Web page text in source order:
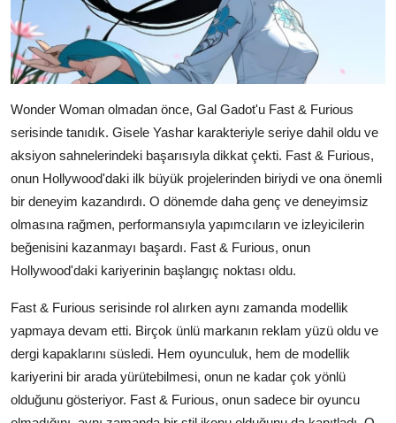
Wonder Woman olmadan önce, Gal Gadot'u Fast & Furious
serisinde tanıdık. Gisele Yashar karakteriyle seriye dahil oldu ve
aksiyon sahnelerindeki başarısıyla dikkat çekti. Fast & Furious,
onun Hollywood'daki ilk büyük projelerinden biriydi ve ona önemli
bir deneyim kazandırdı. O dönemde daha genç ve deneyimsiz
olmasına rağmen, performansıyla yapımcıların ve izleyicilerin
beğenisini kazanmayı başardı. Fast & Furious, onun
Hollywood'daki kariyerinin başlangıç noktası oldu.
Fast & Furious serisinde rol alırken aynı zamanda modellik
yapmaya devam etti. Birçok ünlü markanın reklam yüzü oldu ve
dergi kapaklarını süsledi. Hem oyunculuk, hem de modellik
kariyerini bir arada yürütebilmesi, onun ne kadar çok yönlü
olduğunu gösteriyor. Fast & Furious, onun sadece bir oyuncu